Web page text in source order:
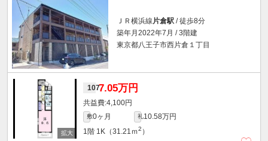
ＪＲ横浜線片倉駅 / 徒歩8分
築年月2022年7月 / 3階建
東京都八王子市西片倉１丁目
1077.05万円
4,100円
敷0ヶ月 礼10.58万円
1階 1K（31.21ｍ2 ）